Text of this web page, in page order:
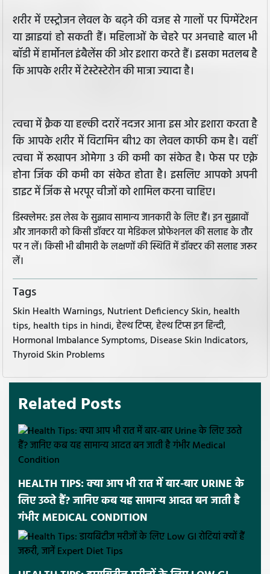
शरीर में एस्ट्रोजन लेवल के बढ़ने की वजह से गालों पर पिग्मेंटेशन
या झाइयां हो सकती हैं। महिलाओं के चेहरे पर अनचाहे बाल भी
बॉडी में हार्मोनल इंबैलेंस की ओर इशारा करते हैं। इसका मतलब है
कि आपके शरीर में टेस्टेस्टेरोन की मात्रा ज्यादा है।
त्वचा में क्रैक या हल्की दरारें नदजर आना इस ओर इशारा करता है
कि आपके शरीर में विटामिन बी12 का लेवल काफी कम है। वहीं
त्वचा में रूखापन ओमेगा 3 की कमी का संकेत है। फेस पर एक्ने
होना जिंक की कमी का संकेत होता है। इसलिए आपको अपनी
डाइट में जिंक से भरपूर चीजों को शामिल करना चाहिए।
डिस्क्लेमर: इस लेख के सुझाव सामान्य जानकारी के लिए हैं। इन सुझावों
और जानकारी को किसी डॉक्टर या मेडिकल प्रोफेशनल की सलाह के तौर
पर न लें। किसी भी बीमारी के लक्षणों की स्थिति में डॉक्टर की सलाह जरूर
लें।
Tags
Skin Health Warnings, Nutrient Deficiency Skin, health
tips, health tips in hindi, हेल्थ टिप्स, हेल्थ टिप्स इन हिन्दी,
Hormonal Imbalance Symptoms, Disease Skin Indicators,
Thyroid Skin Problems
Related Posts
HEALTH TIPS: क्या आप भी रात में बार-बार URINE के
लिए उठते हैं? जानिए कब यह सामान्य आदत बन जाती है
गंभीर MEDICAL CONDITION